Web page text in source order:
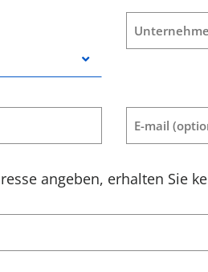
E-mail
angeben, erhalten Sie